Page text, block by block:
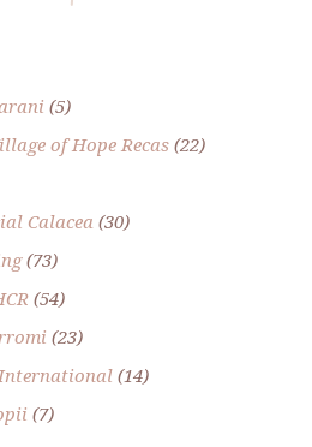
(5)
of Hope Recas (22)
Calacea (30)
(73)
(54)
(23)
(14)
(7)